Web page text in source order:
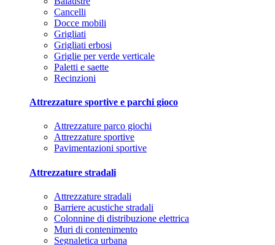
Cancelli
Docce mobili
Grigliati
Grigliati erbosi
Griglie per verde verticale
Paletti e saette
Recinzioni
Attrezzature sportive e parchi gioco
Attrezzature parco giochi
Attrezzature sportive
Pavimentazioni sportive
Attrezzature stradali
Attrezzature stradali
Barriere acustiche stradali
Colonnine di distribuzione elettrica
Muri di contenimento
Segnaletica urbana